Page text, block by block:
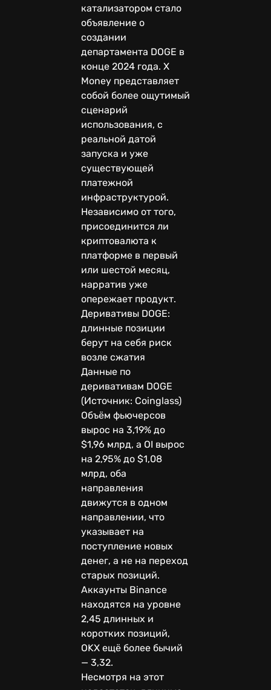
катализатором стало
объявление о
создании
департамента DOGE в
конце 2024 года. X
Money представляет
собой более ощутимый
сценарий
использования, с
реальной датой
запуска и уже
существующей
платежной
инфраструктурой.
Независимо от того,
присоединится ли
криптовалюта к
платформе в первый
или шестой месяц,
нарратив уже
опережает продукт.
Деривативы DOGE:
длинные позиции
берут на себя риск
возле сжатия
Данные по
деривативам DOGE
(Источник: Coinglass)
Объём фьючерсов
вырос на 3,19% до
$1,96 млрд, а OI вырос
на 2,95% до $1,08
млрд, оба
направления
движутся в одном
направлении, что
указывает на
поступление новых
денег, а не на переход
старых позиций.
Аккаунты Binance
находятся на уровне
2,45 длинных и
коротких позиций,
OKX ещё более бычий
— 3,32.
Несмотря на этот